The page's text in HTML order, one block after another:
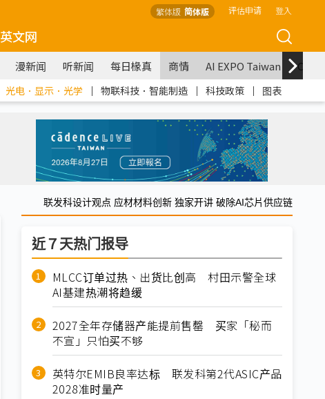
繁体版 简体版 评估申请 登入
英文网
漫新闻 听新闻 每日椽真 商情 AI EXPO Taiwan
光电．显示．光学 ｜ 物联科技．智能制造 ｜ 科技政策 ｜ 图表
联发科设计观点 应材材料创新 独家开讲 破除AI芯片供应链
近７天热门报导
MLCC订单过热、出货比创高 村田示警全球
AI基建热潮将趋缓
2027全年存储器产能提前售罄 买家「秘而
不宣」只怕买不够
英特尔EMIB良率达标 联发科第2代ASIC产品
2028准时量产